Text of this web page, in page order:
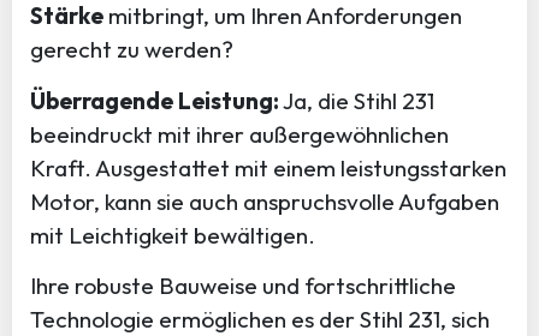
Stärke mitbringt, um Ihren Anforderungen
gerecht zu werden?
Überragende Leistung:Ja, die Stihl 231
beeindruckt mit ihrer außergewöhnlichen
Kraft. Ausgestattet mit einem leistungsstarken
Motor, kann sie auch anspruchsvolle Aufgaben
mit Leichtigkeit bewältigen.
Ihre robuste Bauweise und fortschrittliche
Technologie ermöglichen es der Stihl 231, sich